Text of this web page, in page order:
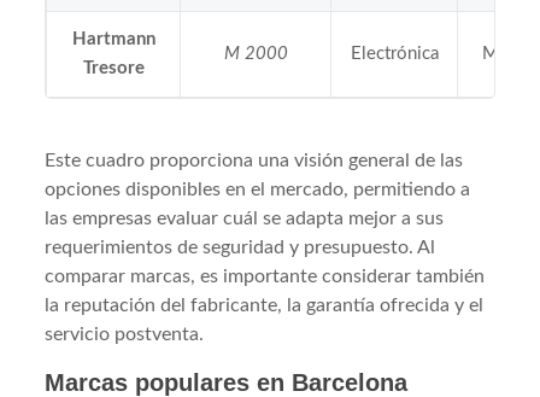
Hartmann
Tresore
M 2000 Electrónica Muy
Este cuadro proporciona una visión general de las
opciones disponibles en el mercado, permitiendo a
las empresas evaluar cuál se adapta mejor a sus
requerimientos de seguridad y presupuesto. Al
comparar marcas, es importante considerar también
la reputación del fabricante, la garantía ofrecida y el
servicio postventa.
Marcas populares en Barcelona